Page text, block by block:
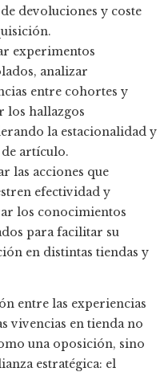
devoluciones y coste
experimentos
analizar
entre cohortes y
los hallazgos
la estacionalidad y
artículo.
las acciones que
efectividad y
los conocimientos
para facilitar su
en distintas tiendas y
entre las experiencias
vivencias en tienda no
una oposición, sino
estratégica: el